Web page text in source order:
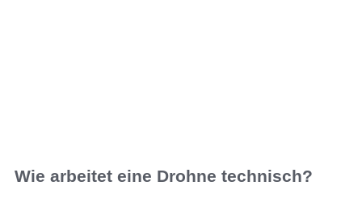
Wie arbeitet eine Drohne technisch?